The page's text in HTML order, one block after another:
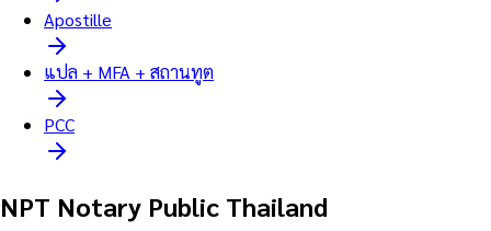
Apostille
แปล + MFA + สถานทูต
PCC
NPT Notary Public Thailand